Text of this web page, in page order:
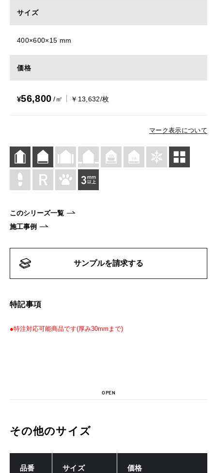
サイズ
400×600×15 mm
価格
¥56,800 /㎡ ￥13,632/枚
マーク表示について
このシリーズ一覧
施工事例
サンプルを請求する
特記事項
●特注対応可能商品です(厚み30mmまで)
OPEN
その他のサイズ
品番 サイズ 価格